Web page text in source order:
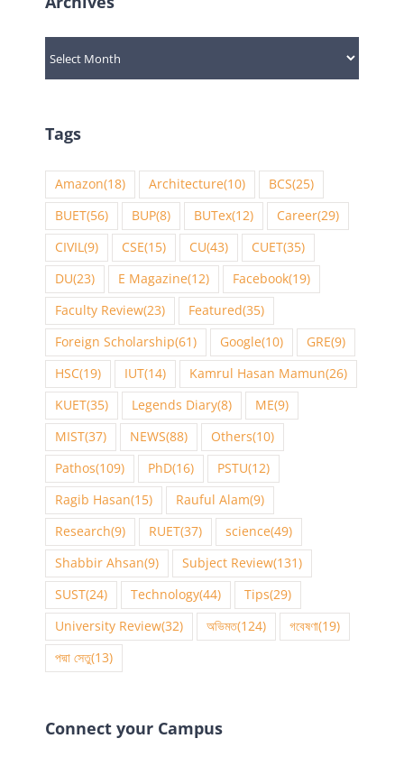
Archives
Tags
Amazon(18) Architecture(10) BCS(25)
BUET(56) BUP(8) BUTex(12) Career(29)
CIVIL(9) CSE(15) CU(43) CUET(35)
DU(23) E Magazine(12) Facebook(19)
Faculty Review(23) Featured(35)
Foreign Scholarship(61) Google(10) GRE(9)
HSC(19) IUT(14) Kamrul Hasan Mamun(26)
KUET(35) Legends Diary(8) ME(9)
MIST(37) NEWS(88) Others(10)
Pathos(109) PhD(16) PSTU(12)
Ragib Hasan(15) Rauful Alam(9)
Research(9) RUET(37) science(49)
Shabbir Ahsan(9) Subject Review(131)
SUST(24) Technology(44) Tips(29)
University Review(32) অভিমত(124) গবেষণা(19)
পদ্মা সেতু(13)
Connect your Campus